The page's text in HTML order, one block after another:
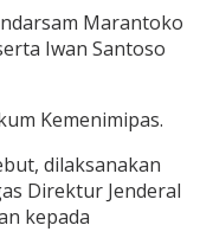
Marantoko
Iwan Santoso
Kemenimipas.
dilaksanakan
Direktur Jenderal
kepada